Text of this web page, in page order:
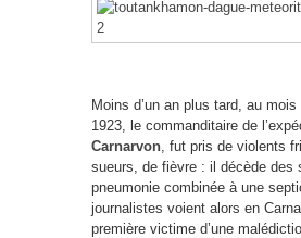
Moins d’un an plus tard, au mois
1923, le commanditaire de
Carnarvon, fut pris de violents
sueurs, de fièvre : il décède des
pneumonie combinée à une
journalistes voient alors en
première victime d’une